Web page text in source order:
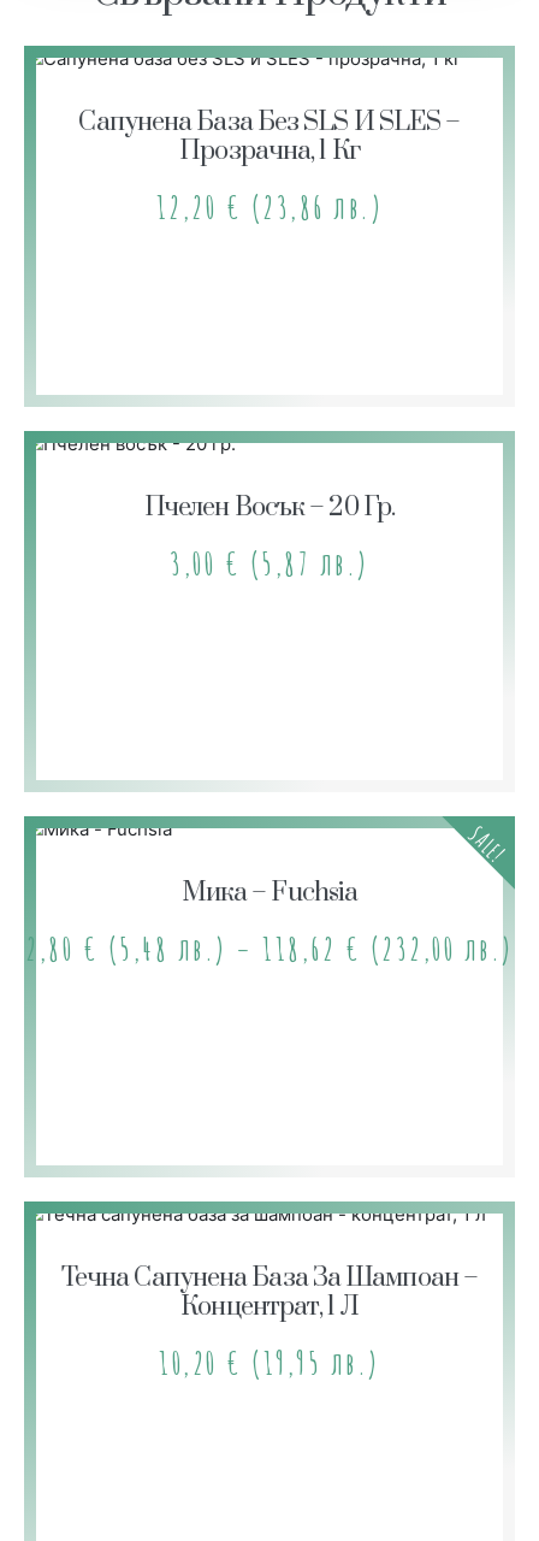
Сапунена База Без SLS И SLES –
Прозрачна, 1 Кг
12,20 € (23,86 лв.)
Пчелен Восък – 20 Гр.
3,00 € (5,87 лв.)
SALE!
Мика – Fuchsia
2,80 € (5,48 лв.) – 118,62 € (232,00 лв.)
Течна Сапунена База За Шампоан –
Концентрат, 1 Л
10,20 € (19,95 лв.)